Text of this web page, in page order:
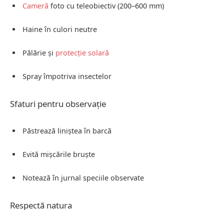
Cameră foto cu teleobiectiv (200–600 mm)
Haine în culori neutre
Pălărie și protecție solară
Spray împotriva insectelor
Sfaturi pentru observație
Păstrează liniștea în barcă
Evită mișcările bruște
Notează în jurnal speciile observate
Respectă natura